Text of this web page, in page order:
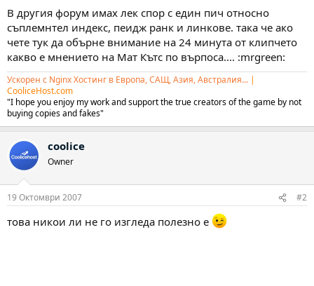
В другия форум имах лек спор с един пич относно
съплемнтел индекс, пеидж ранк и линкове. така че ако
чете тук да обърне внимание на 24 минута от клипчето
какво е мнението на Мат Кътс по върпоса.... :mrgreen:
Ускорен с Nginx Хостинг в Европа, САЩ, Азия, Австралия... |
CooliceHost.com
"I hope you enjoy my work and support the true creators of the game by not
buying copies and fakes"
coolice
Owner
19 Октомври 2007 #2
това никои ли не го изгледа полезно е